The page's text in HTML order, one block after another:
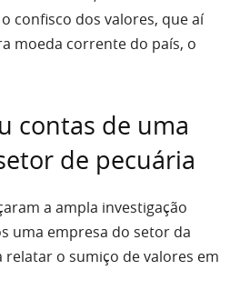
confisco dos valores, que aí
moeda corrente do país, o
contas de uma
de pecuária
a ampla investigação
uma empresa do setor da
relatar o sumiço de valores em